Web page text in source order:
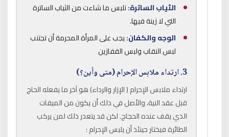
الثياب الساترة:تلبس ما شاءت من الثياب الساترة
التي لا زينة فيها.
الوجه والكفان:يجب على المرأة المحرمة أن تجتنب
لبس النقاب ولبس القفازين
3. ارتداء ملابس الإحرام (متى وأين؟)
ارتداء ملابس الإحرام ( الإزار والرداء) هو آخر ما يفعله الحاج
قبل عقد النية، والأصل في ذلك أن يكون من الميقات
الذي يقف عنده الحجاج. لكن قد يتعذر ذلك لمن يركب
الطائرة فيختار حينئذ أن يلبس الإحرام :